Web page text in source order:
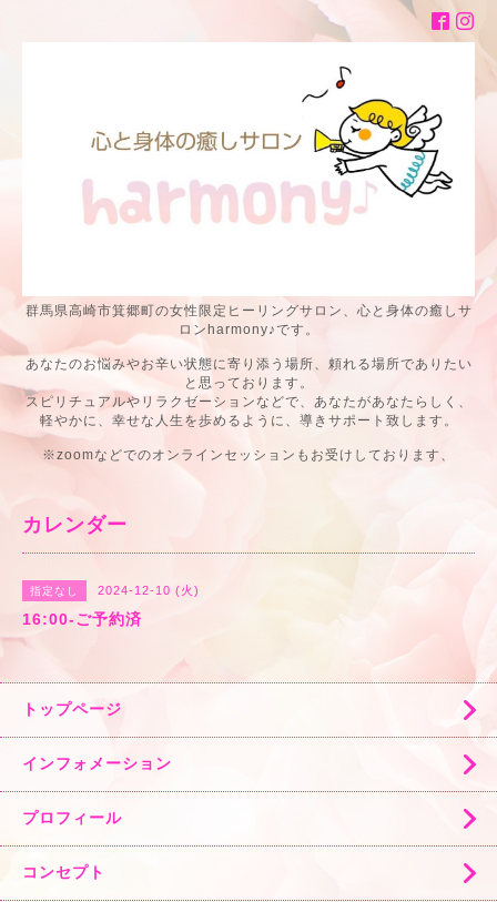
群馬県高崎市箕郷町の女性限定ヒーリングサロン、心と身体の癒しサ
ロンharmony♪です。
あなたのお悩みやお辛い状態に寄り添う場所、頼れる場所でありたい
と思っております。
スピリチュアルやリラクゼーションなどで、あなたがあなたらしく、
軽やかに、幸せな人生を歩めるように、導きサポート致します。
※zoomなどでのオンラインセッションもお受けしております、
カレンダー
指定なし 2024-12-10 (火)
16:00-ご予約済
トップページ
インフォメーション
プロフィール
コンセプト